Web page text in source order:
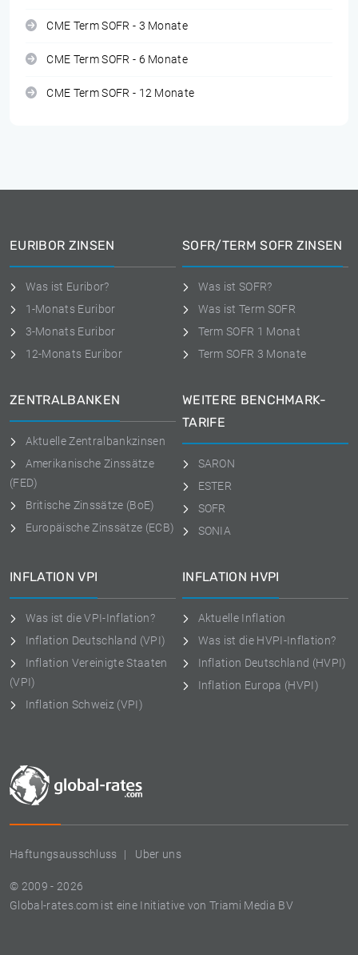
CME Term SOFR - 3 Monate
CME Term SOFR - 6 Monate
CME Term SOFR - 12 Monate
Haftungsausschluss Uber uns
© 2009 - 2026
Global-rates.com ist eine Initiative von Triami Media BV
EURIBOR ZINSEN
Was ist Euribor?
1-Monats Euribor
3-Monats Euribor
12-Monats Euribor
SOFR/TERM SOFR ZINSEN
Was ist SOFR?
Was ist Term SOFR
Term SOFR 1 Monat
Term SOFR 3 Monate
ZENTRALBANKEN
Aktuelle Zentralbankzinsen
Amerikanische Zinssätze
(FED)
Britische Zinssätze (BoE)
Europäische Zinssätze (ECB)
WEITERE BENCHMARK-
TARIFE
SARON
ESTER
SOFR
SONIA
INFLATION VPI
Was ist die VPI-Inflation?
Inflation Deutschland (VPI)
Inflation Vereinigte Staaten
(VPI)
Inflation Schweiz (VPI)
INFLATION HVPI
Aktuelle Inflation
Was ist die HVPI-Inflation?
Inflation Deutschland (HVPI)
Inflation Europa (HVPI)